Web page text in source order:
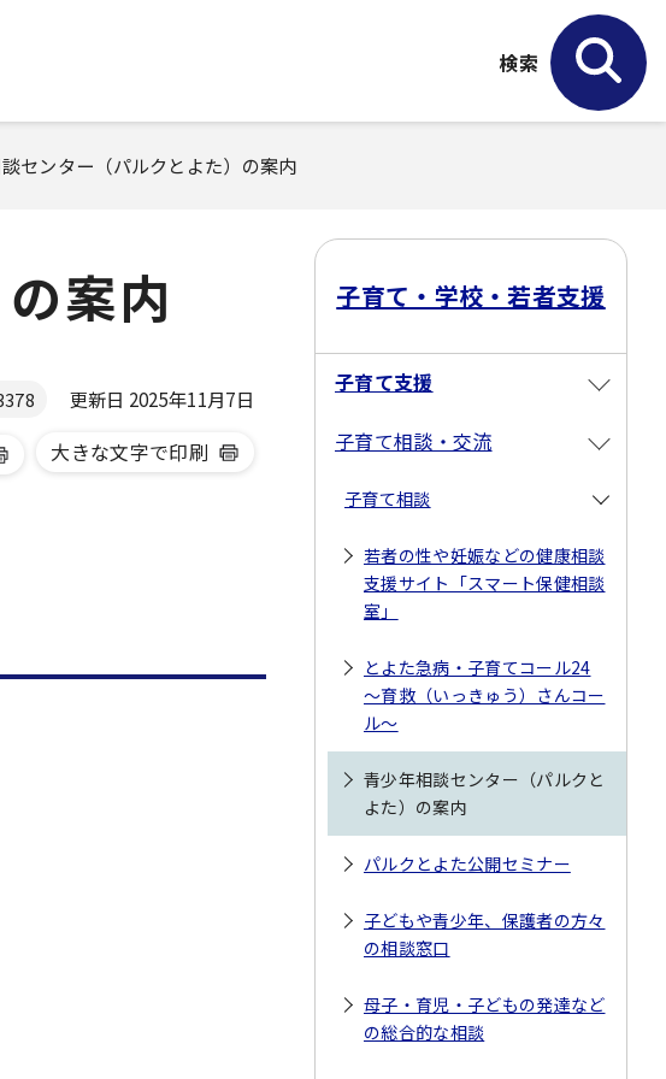
検索
センター（パルクとよた）の案内
案内
更新日 2025年11月7日
大きな文字で印刷
子育て・学校・若者支援
子育て支援
子育て相談・交流
子育て相談
若者の性や妊娠などの健康相談
支援サイト「スマート保健相談
室」
とよた急病・子育てコール24
～育救（いっきゅう）さんコー
ル～
青少年相談センター（パルクと
よた）の案内
パルクとよた公開セミナー
子どもや青少年、保護者の方々
の相談窓口
母子・育児・子どもの発達など
の総合的な相談